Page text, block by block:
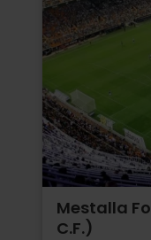
Mestalla
C.F.)